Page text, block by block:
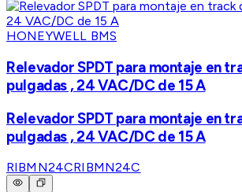
HONEYWELL BMS
Relevador SPDT para montaje en
pulgadas , 24 VAC/DC de 15 A
Relevador SPDT para montaje en
pulgadas , 24 VAC/DC de 15 A
RIBMN24CRIBMN24C